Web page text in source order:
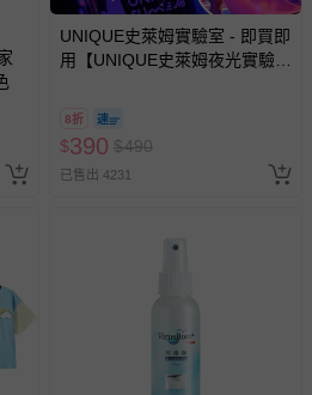
商品或電腦軟體（例如 DVD、CD
數位內容或一經提供即為完成之線
品：
如尿布、貼身衣物、泳裝、襪子、地
幼兒包巾與背巾、包屁衣、學習
嘴、奶瓶、擠乳器、哺乳衣、托腹
）。
封口處已貼上「不可拆封」，或具警
封條者。
UNIQUE史萊姆實驗室 - 即買即
用【UNIQUE史萊姆夜光實驗室
訂單編號兌換，逾期作廢) (大
人小孩均一價(3歲以上需購票))
8折
$390 $490
已售出 4231